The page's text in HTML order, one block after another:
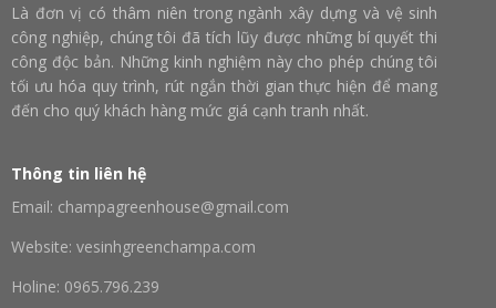
Là đơn vị có thâm niên trong ngành xây dựng và vệ sinh
công nghiệp, chúng tôi đã tích lũy được những bí quyết thi
công độc bản. Những kinh nghiệm này cho phép chúng tôi
tối ưu hóa quy trình, rút ngắn thời gian thực hiện để mang
đến cho quý khách hàng mức giá cạnh tranh nhất.
Thông tin liên hệ
Email: champagreenhouse@gmail.com
Website: vesinhgreenchampa.com
Holine: 0965.796.239